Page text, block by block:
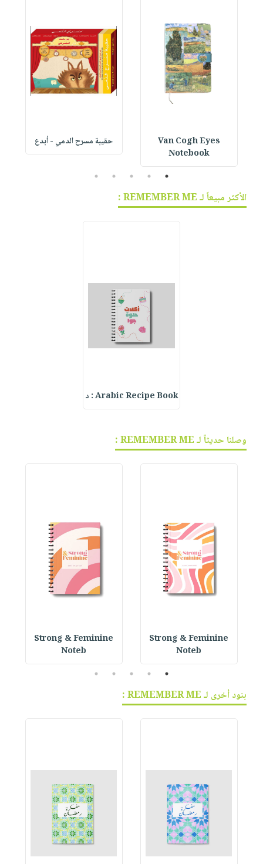
Van Cogh Eyes
Notebook
حقيبة مسرح الدمي - أبدع
1
2
3
4
5
الأكثر مبيعاً لـ REMEMBER ME :
Arabic Recipe Book : د
وصلنا حديثاً لـ REMEMBER ME :
Strong & Feminine
Noteb
Strong & Feminine
Noteb
1
2
3
4
5
بنود أخرى لـ REMEMBER ME :